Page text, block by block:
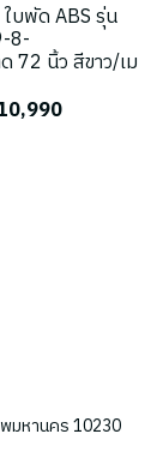
บพัด ABS รุ่น
8-
72 นิ้ว สีขาว/เม
มหานคร 10230